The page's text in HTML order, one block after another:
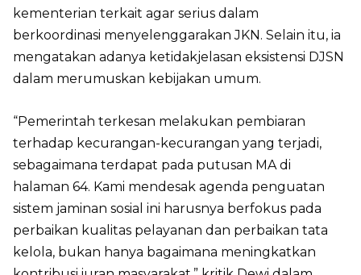
kementerian terkait agar serius dalam
berkoordinasi menyelenggarakan JKN. Selain itu, ia
mengatakan adanya ketidakjelasan eksistensi DJSN
dalam merumuskan kebijakan umum.
“Pemerintah terkesan melakukan pembiaran
terhadap kecurangan-kecurangan yang terjadi,
sebagaimana terdapat pada putusan MA di
halaman 64. Kami mendesak agenda penguatan
sistem jaminan sosial ini harusnya berfokus pada
perbaikan kualitas pelayanan dan perbaikan tata
kelola, bukan hanya bagaimana meningkatkan